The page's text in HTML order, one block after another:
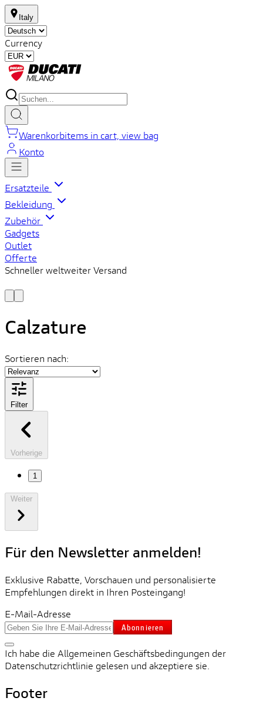
Italy
Currency
Warenkorbitems in cart, view bag
Konto
Ersatzteile
Bekleidung
Zubehör
Gadgets
Outlet
Offerte
Schneller weltweiter Versand
Calzature
Sortieren nach:
Filter
Vorherige
1
Für den Newsletter anmelden!
Exklusive Rabatte, Vorschauen und personalisierte
Empfehlungen direkt in Ihren Posteingang!
E-Mail-Adresse
Abonnieren
Ich habe die Allgemeinen Geschäftsbedingungen der
Datenschutzrichtlinie gelesen und akzeptiere sie.
Footer